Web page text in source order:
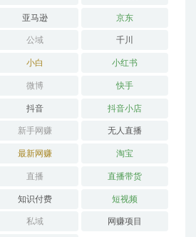
亚马逊 京东
公域 千川
小白 小红书
微博 快手
抖音 抖音小店
新手网赚 无人直播
最新网赚 淘宝
直播 直播带货
知识付费 短视频
私域 网赚项目